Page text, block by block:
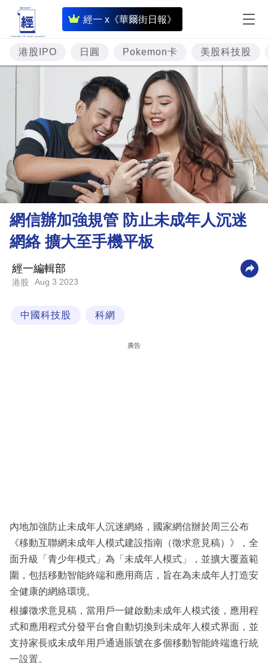
經一 x《華爾街日報》
即
時
財
經
專
題
投
資
樓
市
理
財
商
科
區
港股IPO 日圓 Pokemon卡 美股科技股
網信辦加強規管 防止未成年人沉迷
網絡 擴大至手機平板
經一編輯部
港股 Aug 3 2023
中國科技股 科網
廣告
內地加強防止未成年人沉迷網絡，國家網信辦於周三公布
《移動互聯網未成年人模式建設指南（徵求意見稿）》，全
面升級「青少年模式」為「未成年人模式」，並擴大覆蓋範
圍，包括移動智能終端和應用商店，旨在為未成年人打造安
全健康的網絡環境。
根據徵求意見稿，當用戶一鍵啟動未成年人模式後，應用程
式和應用程式分發平台會自動切換到未成年人模式界面，並
支持家長或未成年用戶通過賬號在多個移動智能終端進行統
一設置。